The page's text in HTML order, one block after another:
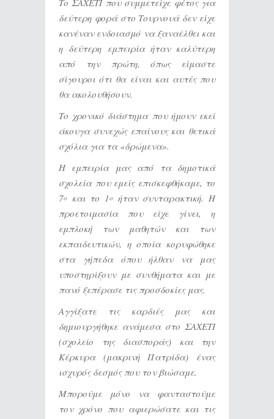
δεύτερη φορά στο Τουρνουά δεν είχε
κανέναν ενδοιασμό να ξαναέλθει και
η δεύτερη εμπειρία ήταν καλύτερη
από την πρώτη, όπως είμαστε
σίγουροι ότι θα είναι και αυτές που
θα ακολουθήσουν.
Το χρονικό διάστημα που ήμουν εκεί
άκουγα συνεχώς επαίνους και θετικά
σχόλια για τα «δρώμενα».
Η εμπειρία μας από τα δημοτικά
σχολεία που εμείς επισκεφθήκαμε, το
7ο και το 1ο ήταν συνταρακτική. Η
προετοιμασία που είχε γίνει, η
εμπλοκή των μαθητών και των
εκπαιδευτικών, η οποία κορυφώθηκε
στα γήπεδα όπου ήλθαν να μας
υποστηρίξουν με συνθήματα και με
πανό ξεπέρασε τις προσδοκίες μας.
Αγγίξατε τις καρδιές μας και
δημιουργήθηκε ανάμεσα στο ΣΑΧΕΤΙ
(σχολείο της διασποράς) και την
Κέρκυρα (μακρινή Πατρίδα) ένας
ισχυρός δεσμός που τον βιώσαμε.
Μπορούμε μόνο να φανταστούμε
τον χρόνο που αφιερώσατε και τις